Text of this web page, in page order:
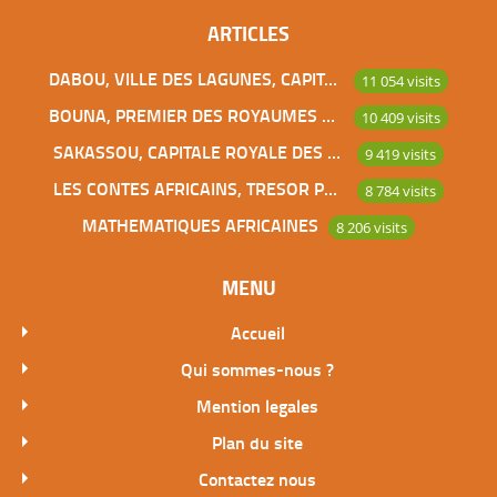
ARTICLES
DABOU, VILLE DES LAGUNES, CAPITALE DES ADJOUKROU 11 054 visits
BOUNA, PREMIER DES ROYAUMES DE CÔTE D’IVOIRE 10 409 visits
SAKASSOU, CAPITALE ROYALE DES BAOULES 9 419 visits
LES CONTES AFRICAINS, TRESOR POUR L’HUMANITE 8 784 visits
MATHEMATIQUES AFRICAINES 8 206 visits
MENU
Accueil
Qui sommes-nous ?
Mention legales
Plan du site
Contactez nous